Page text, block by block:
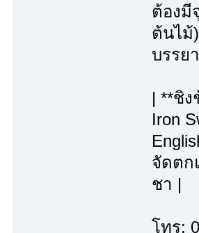
ต้องมี
ต้นไม้
บรรย
| **ชิง
Iron
จัดตก
ชา |
โทร: